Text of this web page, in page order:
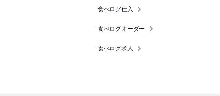
食べログ仕入
食べログオーダー
食べログ求人